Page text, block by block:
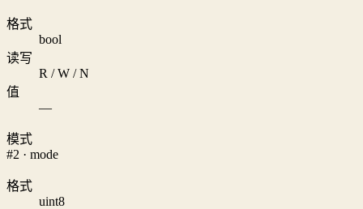
格式
bool
读写
R / W / N
值
—
模式
#2 · mode
格式
uint8